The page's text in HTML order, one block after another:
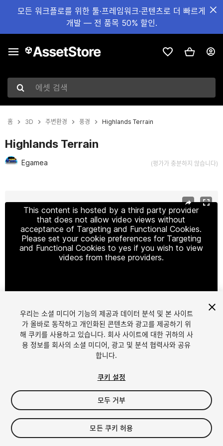
모든 워크플로를 위한 툴·프레임워크·콘텐츠로 더 빠르게
개발 — 전 품목 50% 할인.
에셋 검색
홈 3D 주변환경 풍경 Highlands Terrain
Highlands Terrain
Egamea (평가가 충분하지 않습니다)
This content is hosted by a third party provider
that does not allow video views without
acceptance of Targeting and Functional Cookies.
Please set your cookie preferences for Targeting
and Functional Cookies to yes if you wish to view
videos from these providers.
1/11
$55
세금/부가세는 결제 시 반영됩니다.
우리는 소셜 미디어 기능의 제공과 데이터 분석 및 본 사이트
가 올바로 동작하고 개인화된 콘텐츠와 광고를 제공하기 위
해 쿠키를 사용하고 있습니다. 회사 사이트에 대한 귀하의 사
용 정보를 회사의 소셜 미디어, 광고 및 분석 협력사와 공유
합니다.
쿠키 설정
모두 거부
모든 쿠키 허용